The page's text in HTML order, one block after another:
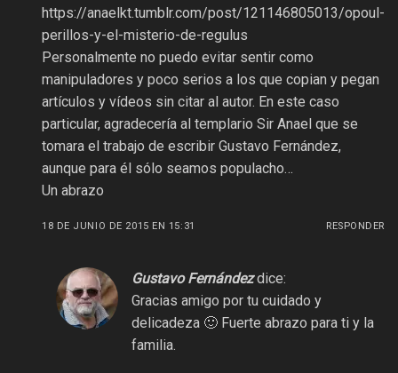
https://anaelkt.tumblr.com/post/121146805013/opoul-
perillos-y-el-misterio-de-regulus
Personalmente no puedo evitar sentir como
manipuladores y poco serios a los que copian y pegan
artículos y vídeos sin citar al autor. En este caso
particular, agradecería al templario Sir Anael que se
tomara el trabajo de escribir Gustavo Fernández,
aunque para él sólo seamos populacho…
Un abrazo
18 DE JUNIO DE 2015 EN 15:31 RESPONDER
Gustavo Fernández dice:
Gracias amigo por tu cuidado y
delicadeza 🙂 Fuerte abrazo para ti y la
familia.